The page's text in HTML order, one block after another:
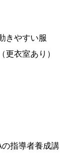
きやすい服
衣室あり）
の指導者養成講